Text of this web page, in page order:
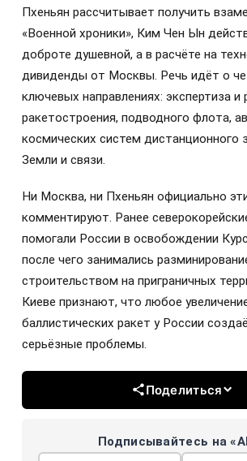
Пхеньян рассчитывает получить
«Военной хроники», Ким Чен Ын
доброте душевной, а в расчёте на
дивиденды от Москвы. Речь идёт о
ключевых направлениях: экспертиза и
ракетостроения, подводного флота,
космических систем дистанционного
Земли и связи.
Ни Москва, ни Пхеньян официально
комментируют. Ранее
помогали России в освобождении
после чего занимались
строительством на приграничных
Киеве признают, что любое
баллистических ракет у России
серьёзные проблемы.
Поделиться
Подписывайтесь на